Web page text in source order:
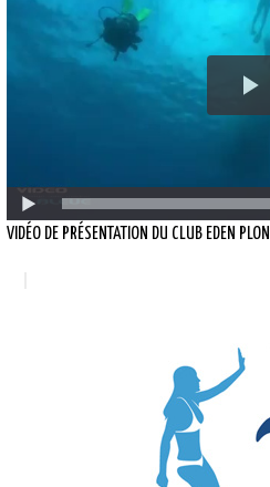
VIDÉO DE PRÉSENTATION DU CLUB EDEN